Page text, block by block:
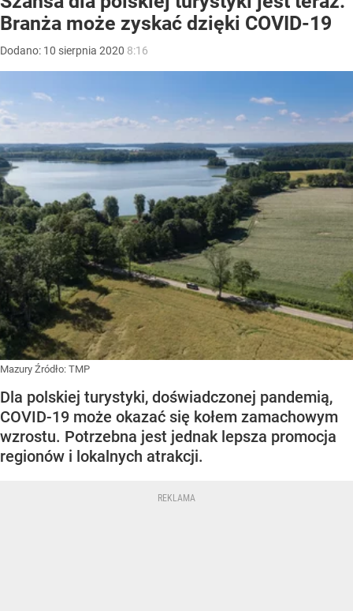
Branża może zyskać dzięki COVID-19
Dodano: 10 sierpnia 2020 8:16
Mazury Źródło: TMP
Dla polskiej turystyki, doświadczonej pandemią,
COVID-19 może okazać się kołem zamachowym
wzrostu. Potrzebna jest jednak lepsza promocja
regionów i lokalnych atrakcji.